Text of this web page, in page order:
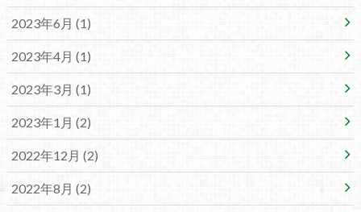
2023年6月 (1)
2023年4月 (1)
2023年3月 (1)
2023年1月 (2)
2022年12月 (2)
2022年8月 (2)